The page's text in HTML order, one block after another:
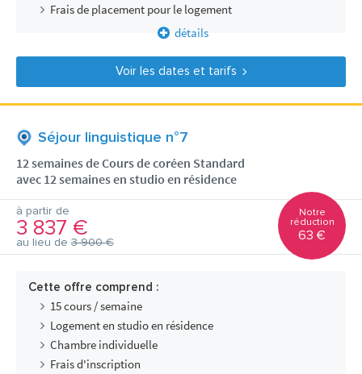
Frais de placement pour le logement
détails
Voir les dates et tarifs
Séjour linguistique n°7
12 semaines de Cours de coréen Standard
avec 12 semaines en studio en résidence
à partir de
3 837 €
au lieu de 3 900 €
Notre
réduction
63 €
Cette offre comprend :
15 cours / semaine
Logement en studio en résidence
Chambre individuelle
Frais d'inscription